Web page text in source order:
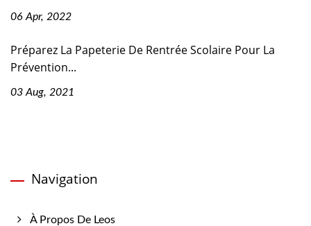
06 Apr, 2022
Préparez La Papeterie De Rentrée Scolaire Pour La
Prévention...
03 Aug, 2021
Navigation
À Propos De Leos